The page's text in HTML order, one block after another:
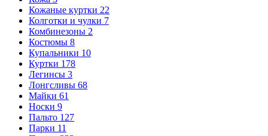
Кожаные куртки 22
Колготки и чулки 7
Комбинезоны 2
Костюмы 8
Купальники 10
Куртки 178
Легинсы 3
Лонгсливы 68
Майки 61
Носки 9
Пальто 127
Парки 11